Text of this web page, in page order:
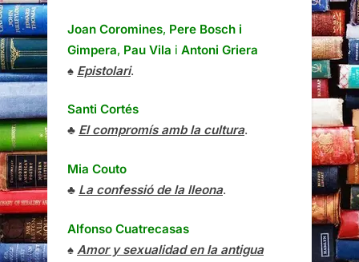
Joan Coromines, Pere Bosch i
Gimpera, Pau Vila i Antoni Griera
♠ Epistolari.
Santi Cortés
♣ El compromís amb la cultura.
Mia Couto
♣ La confessió de la lleona.
Alfonso Cuatrecasas
♠ Amor y sexualidad en la antigua